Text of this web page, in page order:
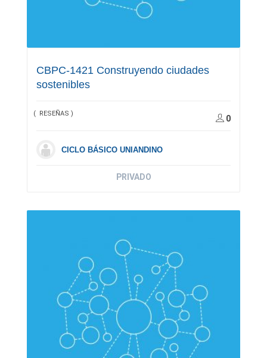
CBPC-1421 Construyendo ciudades
sostenibles
( RESEÑAS )
0
CICLO BÁSICO UNIANDINO
PRIVADO